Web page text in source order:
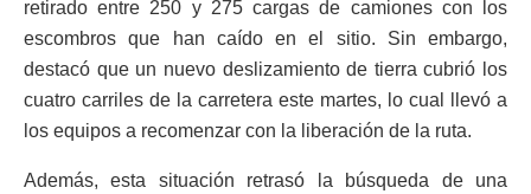
retirado entre 250 y 275 cargas de camiones con los
escombros que han caído en el sitio. Sin embargo,
destacó que un nuevo deslizamiento de tierra cubrió los
cuatro carriles de la carretera este martes, lo cual llevó a
los equipos a recomenzar con la liberación de la ruta.
Además, esta situación retrasó la búsqueda de una